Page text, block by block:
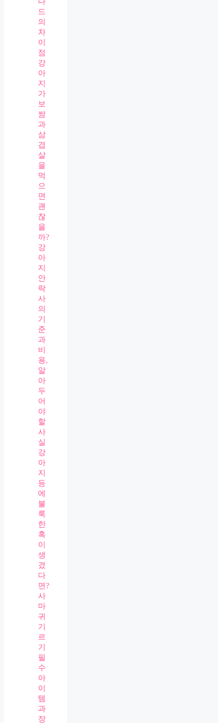
드
의
차
이
점
강
아
지
가
보
쌈
과
삼
겹
살
을
먹
으
면
괜
찮
을
까?
강
아
지
안
락
사
의
기
준
과
비
용,
알
아
두
어
야
할
사
실
강
아
지
등
에
불
룩
한
혹
이
생
겼
다
면?
사
마
귀
기
르
기
필
수
아
이
템
과
장